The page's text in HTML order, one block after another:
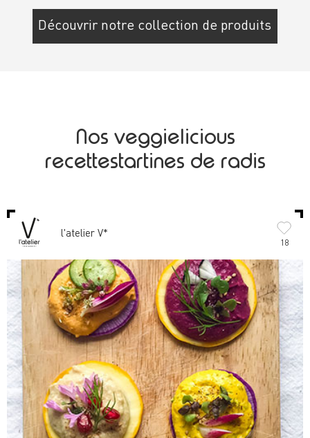
Découvrir notre collection de produits
Nos veggielicious
recettestartines de radis
l'atelier V*
18